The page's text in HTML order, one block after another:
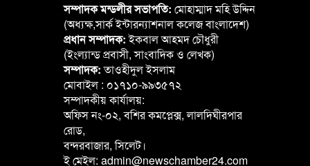
সম্পাদক মন্ডলীর সভাপতি: মোহাম্মাদ মহি উদ্দিন
(অধ্যক্ষ,সার্ক ইন্টারন্যাশনাল কলেজ বাংলাদেশ)
প্রধান সম্পাদক:ইকবাল আহমদ চৌধুরী
(ইংল্যান্ড প্রবাসী, সাংবাদিক ও লেখক)
সম্পাদক:তাওহীদুল ইসলাম
মোবাইল : ০১৭১০-৯৯৩৫৭২
সম্পাদকীয় কার্যালয়:
অফিস নং-০২, বশির কমপ্লেক্স, লালদিঘীরপার
রোড,
বন্দরবাজার, সিলেট।
ই মেইল: admin@newschamber24.com